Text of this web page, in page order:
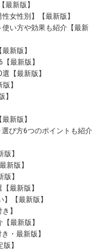
新版】
女性別】【最新版】
い方や効果も紹介【最新
新版】
最新版】
【最新版】
】
】
新版】
び方6つのポイントも紹介
】
新版】
】
最新版】
【最新版】
】
最新版】
・最新版】
】